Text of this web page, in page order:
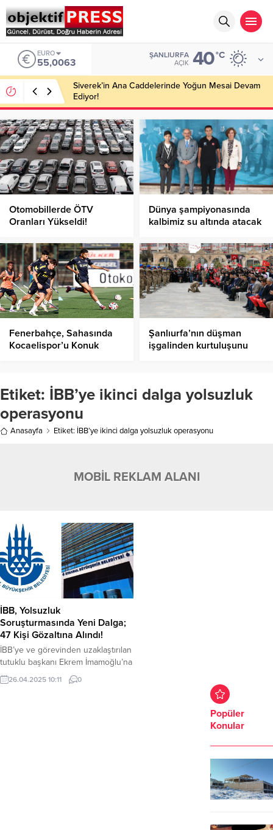
EURO
55,0063
ŞANLIURFA
AÇIK 40°C
Siverek’in Ana Caddelerinde Yoğun Mesai Devam
Ediyor!
Otomobillerde ÖTV
Oranları Yükseldi!
Dünya şampiyonasında
kalbimiz su altında atacak
Fenerbahçe, Sahasında
Kocaelispor’u Konuk
Şanlıurfa’nın düşman
işgalinden kurtuluşunu
Etiket: İBB’ye ikinci dalga yolsuzluk
operasyonu
Anasayfa Etiket: İBB’ye ikinci dalga yolsuzluk operasyonu
MOBİL REKLAM ALANI
İBB, Yolsuzluk
Soruşturmasında Yeni Dalga;
47 Kişi Gözaltına Alındı!
İBB’ye ve görevinden uzaklaştırılan
tutuklu başkanı Ekrem İmamoğlu’na
yönelik yürütülen yolsuzluk
soruşturmasında yeni dalga.
26.04.2025 10:11 0
Popüler
Konular